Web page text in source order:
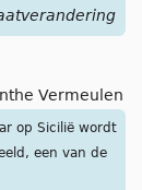
Vermeulen
op Sicilië wordt
een van de